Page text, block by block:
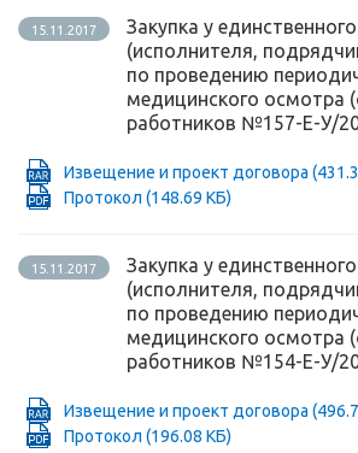
15.11.2017
Закупка у
(исполнителя,
по проведению
медицинского осмотра
работников №157-Е-У/
Извещение и проект договора
Протокол (148.69 КБ)
15.11.2017
Закупка у
(исполнителя,
по проведению
медицинского осмотра
работников №154-Е-У/
Извещение и проект договора
Протокол (196.08 КБ)